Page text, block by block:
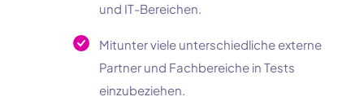
und IT-Bereichen.
Mitunter viele unterschiedliche externe
Partner und Fachbereiche in Tests
einzubeziehen.